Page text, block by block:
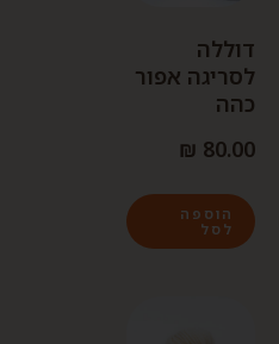
דוללה
לסריגה אפור
כהה
₪ 80.00
הוספה
לסל